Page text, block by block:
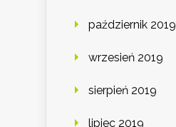
październik 2019
wrzesień 2019
sierpień 2019
lipiec 2019